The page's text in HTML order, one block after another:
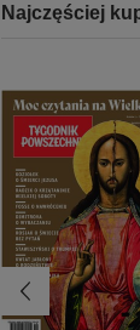
Najczęściej